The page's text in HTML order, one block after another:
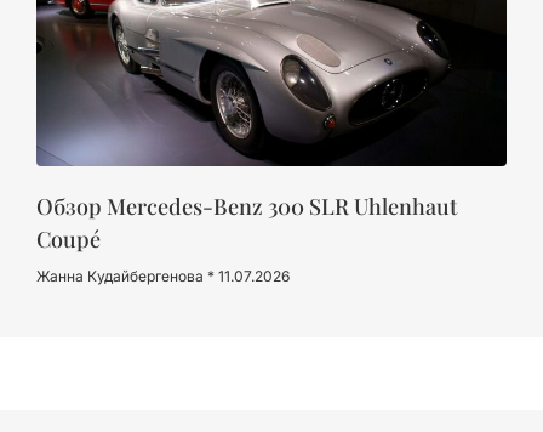
Обзор Mercedes-Benz 300 SLR Uhlenhaut
Coupé
Жанна Кудайбергенова 11.07.2026